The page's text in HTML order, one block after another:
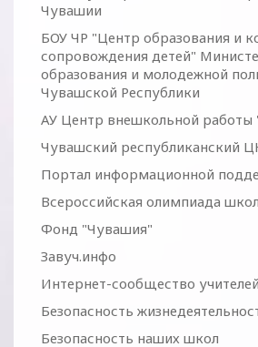
Чувашии
БОУ ЧР "Центр образования и
сопровождения детей"
образования и молодежной
Чувашской Республики
АУ Центр внешкольной работы
Чувашский республиканский
Портал информационной
Всероссийская олимпиада
Фонд "Чувашия"
Завуч.инфо
Интернет-сообщество учителей
Безопасность
Безопасность наших школ